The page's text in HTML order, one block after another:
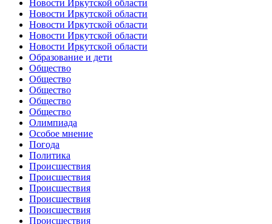
Новости Иркутской области
Новости Иркутской области
Новости Иркутской области
Новости Иркутской области
Новости Иркутской области
Образование и дети
Общество
Общество
Общество
Общество
Общество
Олимпиада
Особое мнение
Погода
Политика
Происшествия
Происшествия
Происшествия
Происшествия
Происшествия
Происшествия